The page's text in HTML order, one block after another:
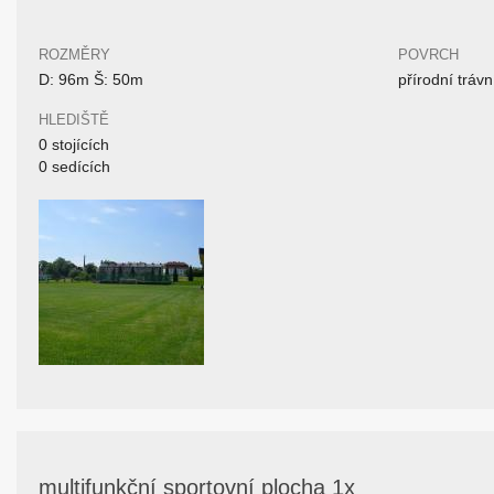
ROZMĚRY
D: 96m Š: 50m
HLEDIŠTĚ
0 stojících
0 sedících
POVRCH
přírodní
multifunkční sportovní plocha 1x